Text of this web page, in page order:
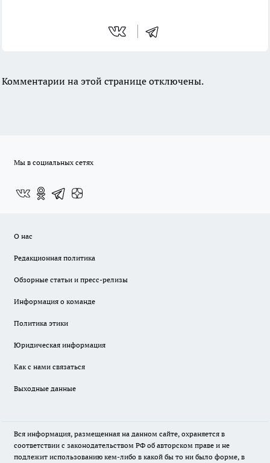
Комментарии на этой странице отключены.
Мы в социальных сетях
О нас
Редакционная политика
Обзорные статьи и пресс-релизы
Информация о команде
Политика этики
Юридическая информация
Как с нами связаться
Выходные данные
Вся информация, размещенная на данном сайте, охраняется в
соответствии с законодательством РФ об авторском праве и не
подлежит использованию кем-либо в какой бы то ни было форме, в